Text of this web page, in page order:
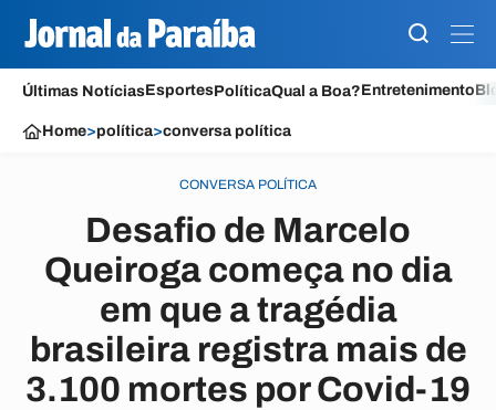
Últimas NotíciasEsportesPolíticaQual a Boa?Entretenimento
Home>política>conversa política
CONVERSA POLÍTICA
Desafio de Marcelo
Queiroga começa no dia
em que a tragédia
brasileira registra mais de
3.100 mortes por Covid-19